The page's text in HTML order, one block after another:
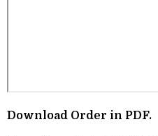
Download Order in PDF.